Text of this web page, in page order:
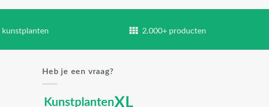
2.000+ producten
Heb je een vraag?